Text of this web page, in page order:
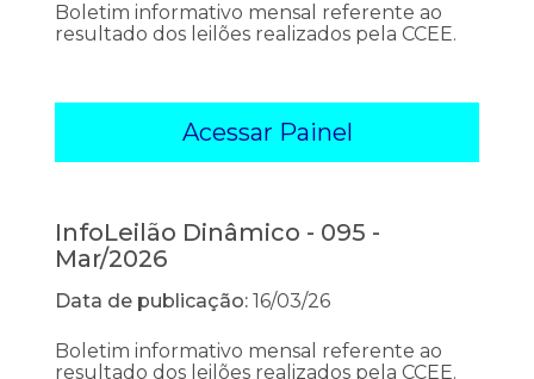
Boletim informativo mensal referente ao
resultado dos leilões realizados pela CCEE.
Acessar Painel
InfoLeilão Dinâmico - 095 -
Mar/2026
Data de publicação: 16/03/26
Boletim informativo mensal referente ao
resultado dos leilões realizados pela CCEE.